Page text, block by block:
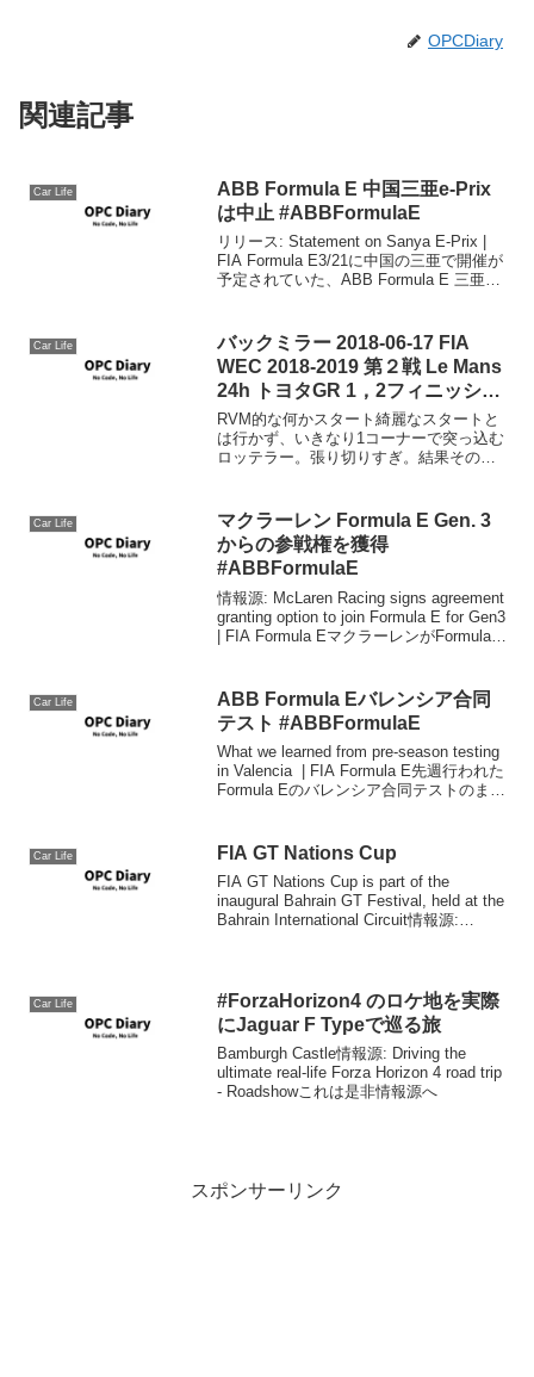
OPCDiary
関連記事
Car Life
ABB Formula E 中国三亜e-Prix
は中止 #ABBFormulaE
リリース: Statement on Sanya E-Prix |
FIA Formula E3/21に中国の三亜で開催が
予定されていた、ABB Formula E 三亜e-
Car Life
バックミラー 2018-06-17 FIA
WEC 2018-2019 第２戦 Le Mans
24h トヨタGR 1，2フィニッシ
ュ！ #wec #LeMans24h #wecjp
RVM的な何かスタート綺麗なスタートと
は行かず、いきなり1コーナーで突っ込む
ロッテラー。張り切りすぎ。結果その後
位、8号車が2位でトップをスタートから
維持し続けまし...
Car Life
マクラーレン Formula E Gen. 3
からの参戦権を獲得
#ABBFormulaE
情報源: McLaren Racing signs agreement
granting option to join Formula E for Gen3
| FIA Formula EマクラーレンがFormula E
Car Life
ABB Formula Eバレンシア合同
テスト #ABBFormulaE
What we learned from pre-season testing
in Valencia | FIA Formula E先週行われた
Formula Eのバレンシア合同テストのまと
Car Life FIA GT Nations Cup
FIA GT Nations Cup is part of the
inaugural Bahrain GT Festival, held at the
Bahrain International Circuit情報源:
Car Life
#ForzaHorizon4 のロケ地を実際
にJaguar F Typeで巡る旅
Bamburgh Castle情報源: Driving the
ultimate real-life Forza Horizon 4 road trip
- Roadshowこれは是非情報源へ
スポンサーリンク